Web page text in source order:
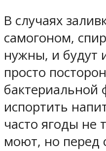
В случаях
самогоном,
нужны, и будут
просто
бактериальной
испортить
часто ягоды не
моют, но перед